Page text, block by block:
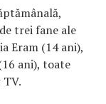
trei fane ale
Eram (14 ani),
ani), toate